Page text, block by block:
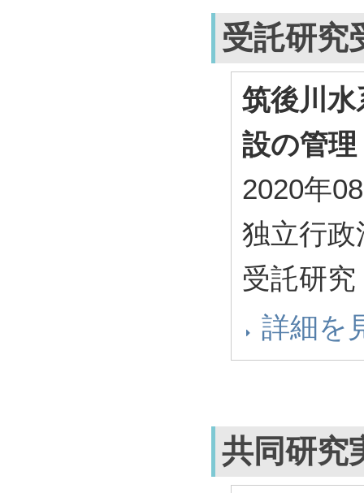
受託研究
筑後川
設の管
2020年
独立行
受託研究
詳細を
共同研究